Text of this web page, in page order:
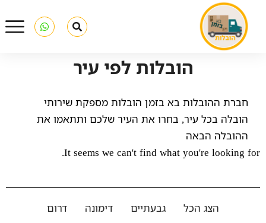
הובלות לפי עיר
חברת ההובלות בא בזמן הובלות מספקת שירותי
הובלה בכל עיר, בחרו את העיר שלכם ותתאמו את
ההובלה הבאה
It seems we can't find what you're looking for.
הצג הכל גבעתיים דימונה
דרום